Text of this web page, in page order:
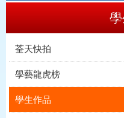
荃天快拍
學藝龍虎榜
學生作品